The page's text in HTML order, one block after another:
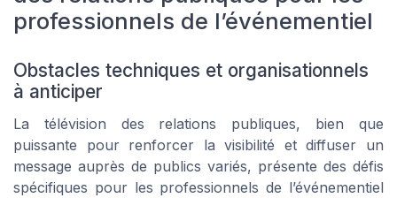
professionnels de l’événementiel
Obstacles techniques et organisationnels
à anticiper
La télévision des relations publiques, bien que
puissante pour renforcer la visibilité et diffuser un
message auprès de publics variés, présente des défis
spécifiques pour les professionnels de l’événementiel